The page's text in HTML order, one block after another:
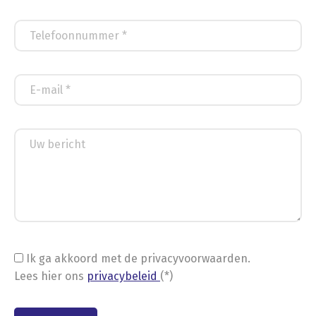
Ik ga akkoord met de privacyvoorwaarden.
Lees hier ons privacybeleid (*)